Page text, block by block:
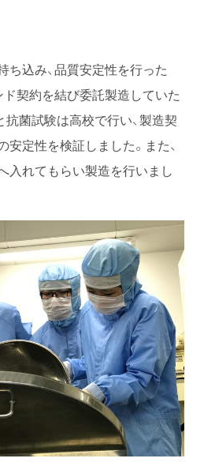
込み、品質安定性を行った
契約を結び委託製造していた
菌試験は高校で行い、製造契
定性を検証しました。また、
入れてもらい製造を行いまし